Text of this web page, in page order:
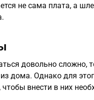
не сама плата, а
довольно сложно,
дома. Однако для
внести в них